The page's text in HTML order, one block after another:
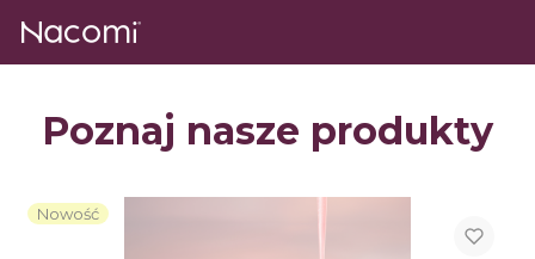
Poznaj nasze produkty
Nowość